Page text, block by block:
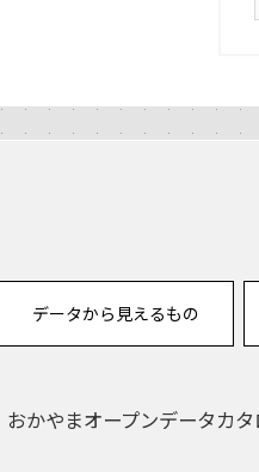
データから見えるもの
おかやまオープンデータカ